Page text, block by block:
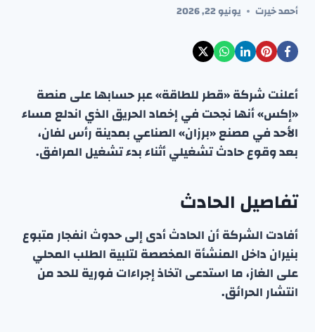
أحمد خيرت يونيو 22, 2026
أعلنت شركة «قطر للطاقة» عبر حسابها على منصة
«إكس» أنها نجحت في إخماد الحريق الذي اندلع مساء
الأحد في مصنع «برزان» الصناعي بمدينة رأس لفان،
بعد وقوع حادث تشغيلي أثناء بدء تشغيل المرافق.
تفاصيل الحادث
أفادت الشركة أن الحادث أدى إلى حدوث انفجار متبوع
بنيران داخل المنشأة المخصصة لتلبية الطلب المحلي
على الغاز، ما استدعى اتخاذ إجراءات فورية للحد من
انتشار الحرائق.